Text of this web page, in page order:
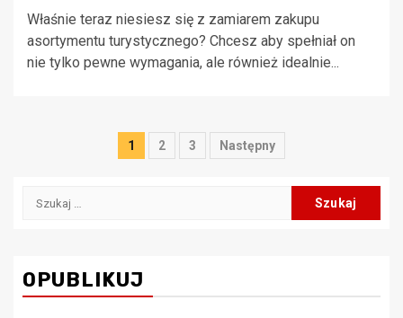
Właśnie teraz niesiesz się z zamiarem zakupu
asortymentu turystycznego? Chcesz aby spełniał on
nie tylko pewne wymagania, ale również idealnie...
Stronicowanie
1 2 3 Następny
Szukaj:
OPUBLIKUJ